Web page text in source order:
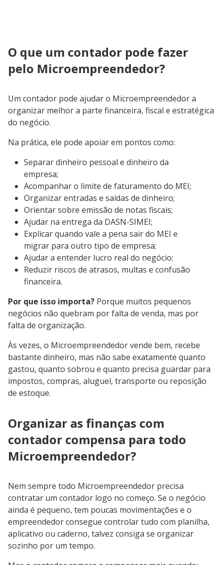
O que um contador pode fazer
pelo Microempreendedor?
Um contador pode ajudar o Microempreendedor a
organizar melhor a parte financeira, fiscal e estratégica
do negócio.
Na prática, ele pode apoiar em pontos como:
Separar dinheiro pessoal e dinheiro da
empresa;
Acompanhar o limite de faturamento do MEI;
Organizar entradas e saídas de dinheiro;
Orientar sobre emissão de notas fiscais;
Ajudar na entrega da DASN-SIMEI;
Explicar quando vale a pena sair do MEI e
migrar para outro tipo de empresa;
Ajudar a entender lucro real do negócio;
Reduzir riscos de atrasos, multas e confusão
financeira.
Por que isso importa? Porque muitos pequenos
negócios não quebram por falta de venda, mas por
falta de organização.
Às vezes, o Microempreendedor vende bem, recebe
bastante dinheiro, mas não sabe exatamente quanto
gastou, quanto sobrou e quanto precisa guardar para
impostos, compras, aluguel, transporte ou reposição
de estoque.
Organizar as finanças com
contador compensa para todo
Microempreendedor?
Nem sempre todo Microempreendedor precisa
contratar um contador logo no começo. Se o negócio
ainda é pequeno, tem poucas movimentações e o
empreendedor consegue controlar tudo com planilha,
aplicativo ou caderno, talvez consiga se organizar
sozinho por um tempo.